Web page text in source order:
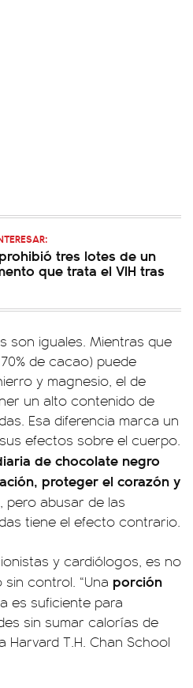
tres lotes de un
que trata el VIH tras
son iguales. Mientras que
de cacao) puede
y magnesio, el de
un alto contenido de
Esa diferencia marca un
efectos sobre el cuerpo.
de chocolate negro
proteger el corazón y
, pero abusar de las
tiene el efecto contrario.
y cardiólogos, es no
control. “Una porción
es suficiente para
sin sumar calorías de
Harvard T.H. Chan School